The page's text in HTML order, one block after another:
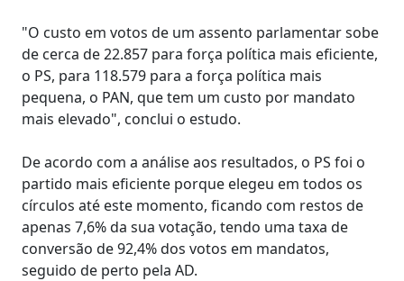
"O custo em votos de um assento parlamentar sobe
de cerca de 22.857 para força política mais eficiente,
o PS, para 118.579 para a força política mais
pequena, o PAN, que tem um custo por mandato
mais elevado", conclui o estudo.
De acordo com a análise aos resultados, o PS foi o
partido mais eficiente porque elegeu em todos os
círculos até este momento, ficando com restos de
apenas 7,6% da sua votação, tendo uma taxa de
conversão de 92,4% dos votos em mandatos,
seguido de perto pela AD.